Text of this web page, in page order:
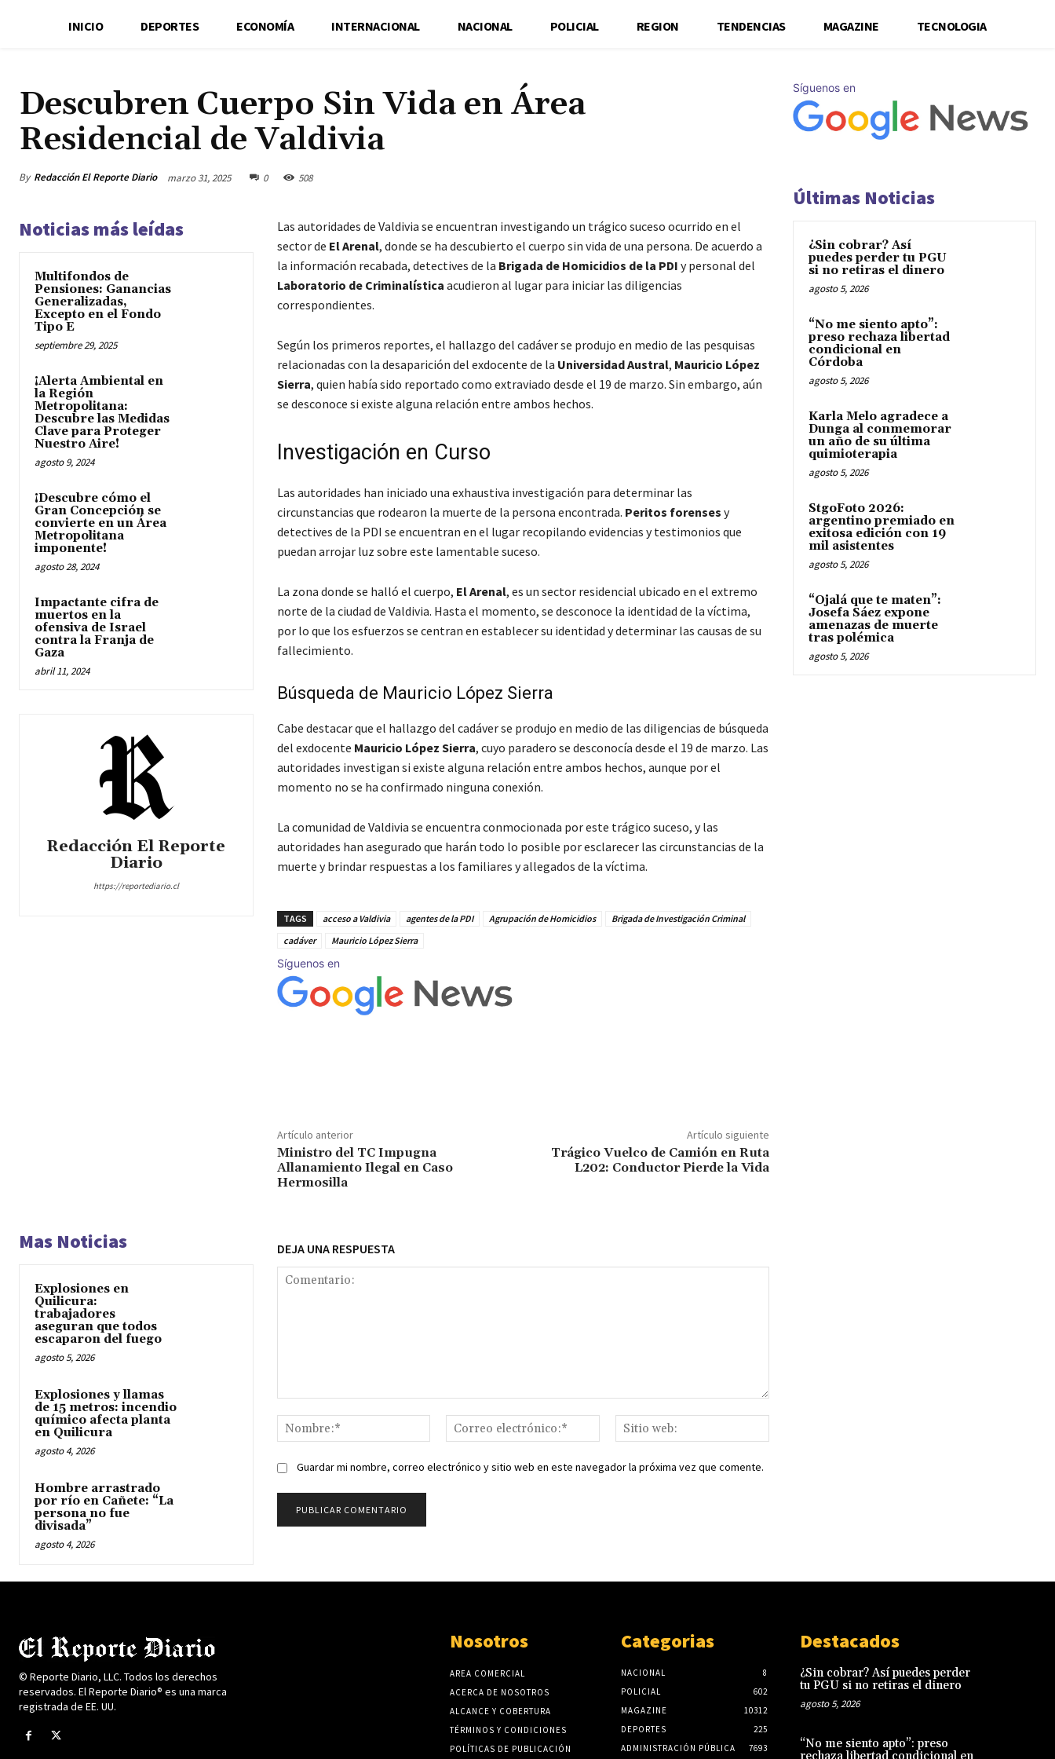
INICIO DEPORTES ECONOMÍA INTERNACIONAL NACIONAL POLICIAL REGION TENDENCIAS MAGAZINE TECNOLOGIA
Descubren Cuerpo Sin Vida en Área
Residencial de Valdivia
By Redacción El Reporte Diario marzo 31, 2025 0 508
Noticias más leídas
Multifondos de
Pensiones: Ganancias
Generalizadas,
Excepto en el Fondo
Tipo E
septiembre 29, 2025
¡Alerta Ambiental en
la Región
Metropolitana:
Descubre las Medidas
Clave para Proteger
Nuestro Aire!
agosto 9, 2024
¡Descubre cómo el
Gran Concepción se
convierte en un Área
Metropolitana
imponente!
agosto 28, 2024
Impactante cifra de
muertos en la
ofensiva de Israel
contra la Franja de
Gaza
abril 11, 2024
Redacción El Reporte
Diario
https://reportediario.cl
Las autoridades de Valdivia se encuentran investigando un trágico suceso ocurrido en el
sector de El Arenal, donde se ha descubierto el cuerpo sin vida de una persona. De acuerdo a
la información recabada, detectives de la Brigada de Homicidios de la PDI y personal del
Laboratorio de Criminalística acudieron al lugar para iniciar las diligencias
correspondientes.
Según los primeros reportes, el hallazgo del cadáver se produjo en medio de las pesquisas
relacionadas con la desaparición del exdocente de la Universidad Austral, Mauricio López
Sierra, quien había sido reportado como extraviado desde el 19 de marzo. Sin embargo, aún
se desconoce si existe alguna relación entre ambos hechos.
Investigación en Curso
Las autoridades han iniciado una exhaustiva investigación para determinar las
circunstancias que rodearon la muerte de la persona encontrada. Peritos forenses y
detectives de la PDI se encuentran en el lugar recopilando evidencias y testimonios que
puedan arrojar luz sobre este lamentable suceso.
La zona donde se halló el cuerpo, El Arenal, es un sector residencial ubicado en el extremo
norte de la ciudad de Valdivia. Hasta el momento, se desconoce la identidad de la víctima,
por lo que los esfuerzos se centran en establecer su identidad y determinar las causas de su
fallecimiento.
Búsqueda de Mauricio López Sierra
Cabe destacar que el hallazgo del cadáver se produjo en medio de las diligencias de búsqueda
del exdocente Mauricio López Sierra, cuyo paradero se desconocía desde el 19 de marzo. Las
autoridades investigan si existe alguna relación entre ambos hechos, aunque por el
momento no se ha confirmado ninguna conexión.
La comunidad de Valdivia se encuentra conmocionada por este trágico suceso, y las
autoridades han asegurado que harán todo lo posible por esclarecer las circunstancias de la
muerte y brindar respuestas a los familiares y allegados de la víctima.
TAGS acceso a Valdivia agentes de la PDI Agrupación de Homicidios
Brigada de Investigación Criminal
cadáver
Mauricio López Sierra
Síguenos en
Artículo anterior
Ministro del TC Impugna
Allanamiento Ilegal en Caso
Hermosilla
Artículo siguiente
Trágico Vuelco de Camión en Ruta
L202: Conductor Pierde la Vida
Mas Noticias
Explosiones en
Quilicura:
trabajadores
aseguran que todos
escaparon del fuego
agosto 5, 2026
Explosiones y llamas
de 15 metros: incendio
químico afecta planta
en Quilicura
agosto 4, 2026
Hombre arrastrado
por río en Cañete: “La
persona no fue
divisada”
agosto 4, 2026
DEJA UNA RESPUESTA
Nombre:*
Correo
electrónico:*
web:
Guardar mi nombre, correo electrónico y sitio web en este navegador la próxima vez que comente.
Síguenos en
Últimas Noticias
¿Sin cobrar? Así
puedes perder tu PGU
si no retiras el dinero
agosto 5, 2026
“No me siento apto”:
preso rechaza libertad
condicional en
Córdoba
agosto 5, 2026
Karla Melo agradece a
Dunga al conmemorar
un año de su última
quimioterapia
agosto 5, 2026
StgoFoto 2026:
argentino premiado en
exitosa edición con 19
mil asistentes
agosto 5, 2026
“Ojalá que te maten”:
Josefa Sáez expone
amenazas de muerte
tras polémica
agosto 5, 2026
© Reporte Diario, LLC. Todos los derechos
reservados. El Reporte Diario® es una marca
registrada de EE. UU.
Nosotros
AREA COMERCIAL
ACERCA DE NOSOTROS
ALCANCE Y COBERTURA
TÉRMINOS Y CONDICIONES
POLÍTICAS DE PUBLICACIÓN
Categorias
NACIONAL
8
POLICIAL
602
MAGAZINE
10312
DEPORTES
225
ADMINISTRACIÓN PÚBLICA
7693
Destacados
¿Sin cobrar? Así puedes perder
tu PGU si no retiras el dinero
agosto 5, 2026
“No me siento apto”: preso